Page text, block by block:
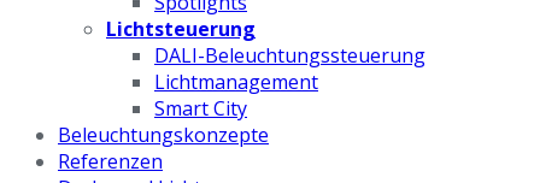
Lichtsteuerung
DALI-Beleuchtungssteuerung
Lichtmanagement
Smart City
Beleuchtungskonzepte
Referenzen